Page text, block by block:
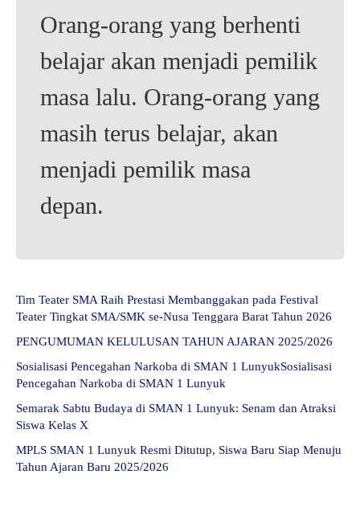
Guru & Staff
Prestasi
PERPUSTAKAAN
Profil Perpustakaan
KOLEKSI BUKU
Orang-orang yang berhenti
belajar akan menjadi pemilik
masa lalu. Orang-orang yang
masih terus belajar, akan
menjadi pemilik masa
depan.
Tim Teater SMA Raih Prestasi Membanggakan pada Festival
Teater Tingkat SMA/SMK se-Nusa Tenggara Barat Tahun 2026
PENGUMUMAN KELULUSAN TAHUN AJARAN 2025/2026
Sosialisasi Pencegahan Narkoba di SMAN 1 LunyukSosialisasi
Pencegahan Narkoba di SMAN 1 Lunyuk
Semarak Sabtu Budaya di SMAN 1 Lunyuk: Senam dan Atraksi
Siswa Kelas X
MPLS SMAN 1 Lunyuk Resmi Ditutup, Siswa Baru Siap Menuju
Tahun Ajaran Baru 2025/2026